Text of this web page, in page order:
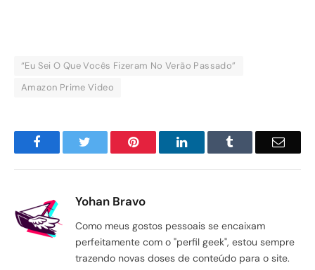
“Eu Sei O Que Vocês Fizeram No Verão Passado”
Amazon Prime Video
Facebook Pinterest LinkedIn Email
Yohan Bravo
Como meus gostos pessoais se encaixam
perfeitamente com o "perfil geek", estou sempre
trazendo novas doses de conteúdo para o site.